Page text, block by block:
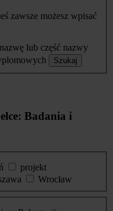
zawsze możesz wpisać
lub część nazwy
Szukaj
Badania i
projekt
Wrocław